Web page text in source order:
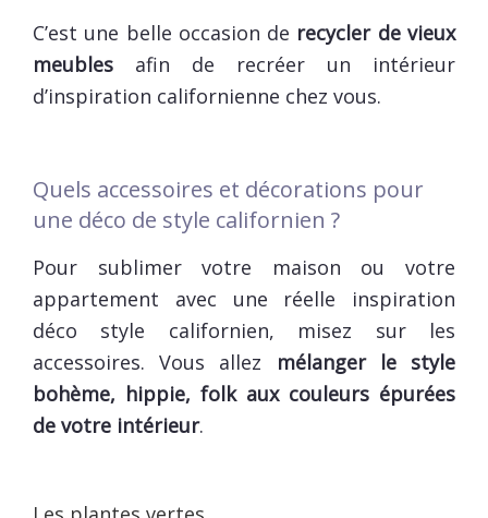
C’est une belle occasion de recycler de vieux
meubles afin de recréer un intérieur
d’inspiration californienne chez vous.
Quels accessoires et décorations pour
une déco de style californien ?
Pour sublimer votre maison ou votre
appartement avec une réelle inspiration
déco style californien, misez sur les
accessoires. Vous allez mélanger le style
bohème, hippie, folk aux couleurs épurées
de votre intérieur.